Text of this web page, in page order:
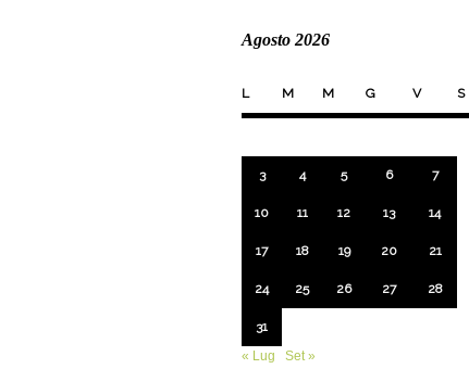
Agosto 2026
L M M G V S
3 4 5 6 7
10 11 12 13 14
17 18 19 20 21
24 25 26 27 28
31
« Lug
Set »